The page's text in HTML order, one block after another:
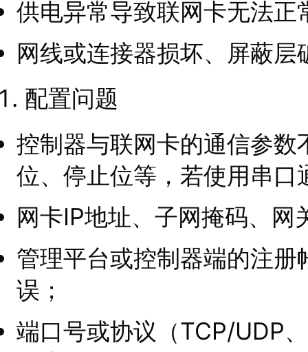
供电异常导致联网卡无法正
网线或连接器损坏、屏蔽层
配置问题
控制器与联网卡的通信参
位、停止位等，若使用串口
网卡IP地址、子网掩码、
管理平台或控制器端的注
误；
端口号或协议（TCP/UDP